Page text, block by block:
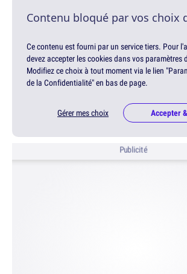
Contenu bloqué par vos choix
Ce contenu est fourni par un service tiers. Pour
devez accepter les cookies dans vos paramètres
Modifiez ce choix à tout moment via le lien
de la Confidentialité" en bas de page.
Gérer mes choix Accepter
Publicité